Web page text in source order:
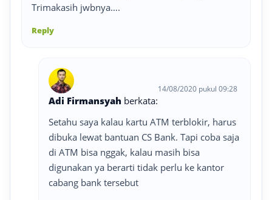
Trimakasih jwbnya….
Reply
Adi Firmansyah berkata:
14/08/2020 pukul 09:28
Setahu saya kalau kartu ATM terblokir, harus
dibuka lewat bantuan CS Bank. Tapi coba saja
di ATM bisa nggak, kalau masih bisa
digunakan ya berarti tidak perlu ke kantor
cabang bank tersebut